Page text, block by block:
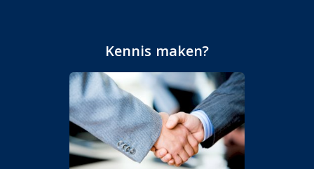
Kennis maken?